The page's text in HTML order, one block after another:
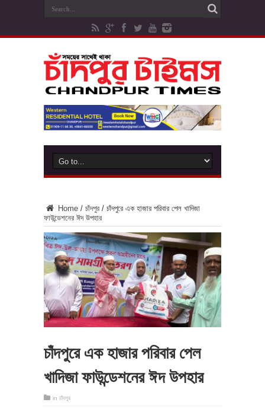
Home / চাঁদপুর / চাঁদপুরে এক হাজার পরিবার পেল খাদিজা
ফাউন্ডেশনের ঈদ উপহার
চাঁদপুরে এক হাজার পরিবার পেল
খাদিজা ফাউন্ডেশনের ঈদ উপহার
in চাঁদপুর